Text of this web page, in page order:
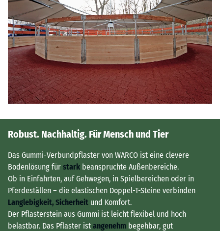
Robust. Nachhaltig. Für Mensch und Tier
Das Gummi-Verbundpflaster von WARCO ist eine clevere
Bodenlösung für stark beanspruchte Außenbereiche.
Ob in Einfahrten, auf Gehwegen, in Spielbereichen oder in
Pferdeställen – die elastischen Doppel-T-Steine verbinden
Langlebigkeit, Sicherheit und Komfort.
Der Pflasterstein aus Gummi ist leicht flexibel und hoch
belastbar. Das Pflaster ist angenehm begehbar, gut